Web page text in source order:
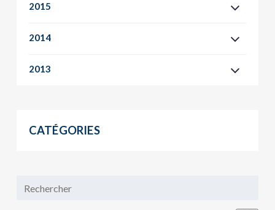
2015
2014
2013
CATÉGORIES